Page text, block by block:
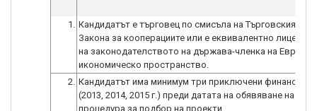
1. Кандидатът е търговец по смисъла на Търговския
Закона за кооперациите или е еквивалентно лице по
на законодателството на държава-членка на
икономическо пространство.
2. Кандидатът има минимум три приключени финансови
(2013, 2014, 2015 г.) преди датата на обявяване на
процедура за подбор на проекти.